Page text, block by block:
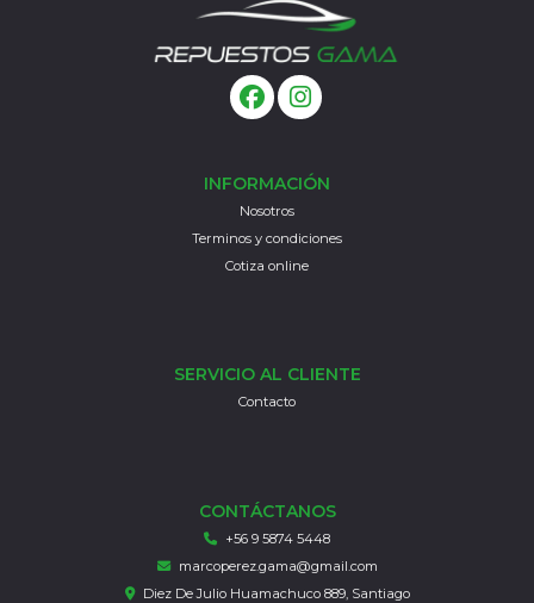
INFORMACIÓN
Nosotros
Terminos y condiciones
Cotiza online
SERVICIO AL CLIENTE
Contacto
CONTÁCTANOS
+56 9 5874 5448
marcoperez.gama@gmail.com
Diez De Julio Huamachuco 889, Santiago